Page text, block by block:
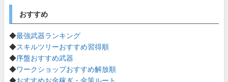
おすすめ
◆最強武器ランキング
◆スキルツリーおすすめ習得順
◆序盤おすすめ武器
◆ワークショップおすすめ解放順
◆おすすめお金稼ぎ・金策ルート